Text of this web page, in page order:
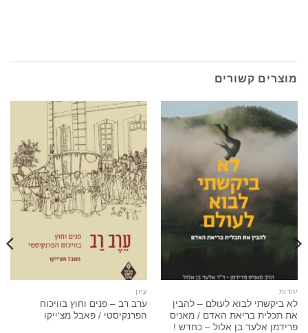
מוצרים קשורים
יהדות
לא ביקשתי לבוא לעולם – להבין
את תכלית בריאת האדם / מאניס
פרידמן אלעד בן אלול – כחדש !
עיון
ערב רב – פנים וחוץ בוויכוח
הפרנקיסטי / פאבל מצ'ייקו